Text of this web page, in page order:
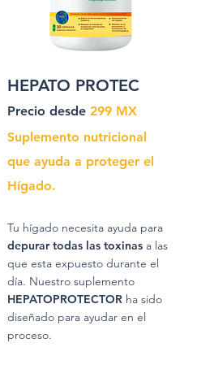
HEPATO PROTEC
Precio desde 299 MX
Suplemento nutricional
que ayuda a proteger el
Hígado.
Tu hígado necesita ayuda para
depurar todas las toxinas a las
que esta expuesto durante el
día. Nuestro suplemento
HEPATOPROTECTOR ha sido
diseñado para ayudar en el
proceso.